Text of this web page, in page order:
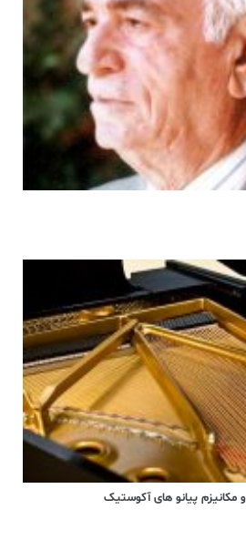
مکانیزم پیانو های آکوستیک